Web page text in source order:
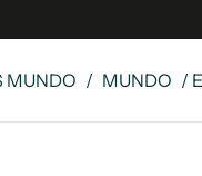
MUNDO / MUNDO /